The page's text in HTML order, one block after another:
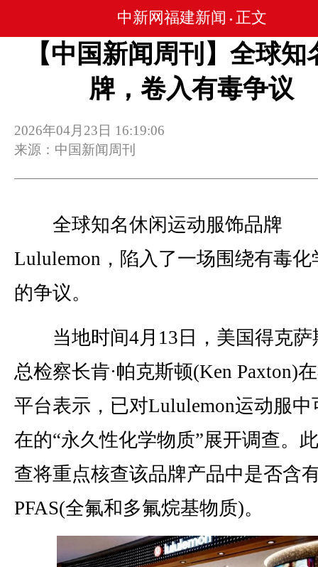
中新网福建新闻 • 正文
【中国新闻周刊】全球知
牌，卷入有毒争议
2026年04月23日 16:19:06
来源：中国新闻周刊
全球知名休闲运动服饰品牌
Lululemon，陷入了一场围绕有毒化
的争议。
当地时间4月13日，美国得克萨
总检察长肯·帕克斯顿(Ken Paxton)
平台表示，已对Lululemon运动服中
在的“永久性化学物质”展开调查。
查将重点核查该品牌产品中是否含
PFAS(全氟和多氟烷基物质)。